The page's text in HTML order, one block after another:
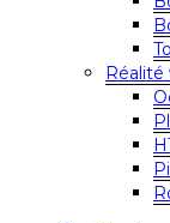
Réalité